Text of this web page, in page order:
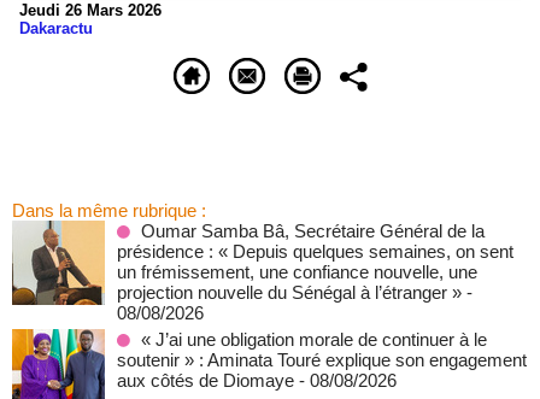
Jeudi 26 Mars 2026
Dakaractu
Dans la même rubrique :
Oumar Samba Bâ, Secrétaire Général de la
présidence : « Depuis quelques semaines, on sent
un frémissement, une confiance nouvelle, une
projection nouvelle du Sénégal à l’étranger » -
08/08/2026
« J’ai une obligation morale de continuer à le
soutenir » : Aminata Touré explique son engagement
aux côtés de Diomaye - 08/08/2026